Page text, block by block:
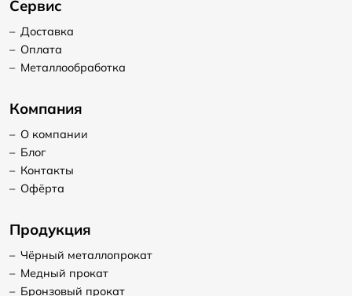
Сервис
– Доставка
– Оплата
– Металлообработка
Компания
– О компании
– Блог
– Контакты
– Офёрта
Продукция
– Чёрный металлопрокат
– Медный прокат
– Бронзовый прокат